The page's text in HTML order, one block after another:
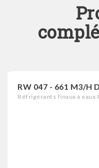
RW 047 - 661 M3/H
Réfrigérants finaux à eaux